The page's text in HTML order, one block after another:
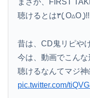
聴けるとは۳( ̥O▵O ̥)!!
昔は、CD鬼リピや
今は、動画でこんな
聴けるなんてマジ神
pic.twitter.com/